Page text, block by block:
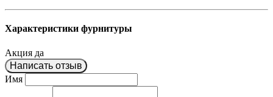
Характеристики фурнитуры
Акция да
Написать отзыв
Имя